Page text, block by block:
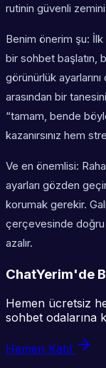
rutinin güvenli
Benim önerim şu:
bir sohbet başlatın,
görünürlük
arasından bir
“tamam, bende
kazanırsınız hem
Ve en önemlisi:
ayarları gözden
korumak gerekir.
çerçevesinde doğru
azalır.
ChatYerim'de
Hemen ücretsiz
sohbet odalarına
Hemen Katıl